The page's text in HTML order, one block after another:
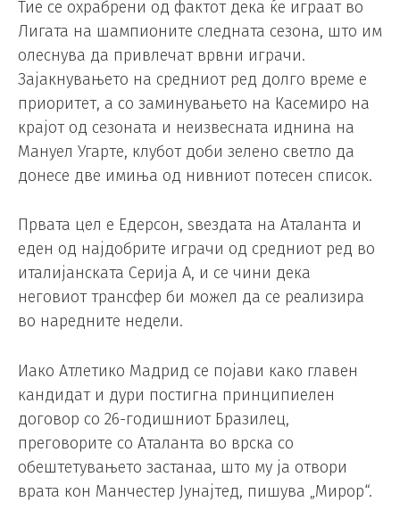
Тие се охрабрени од фактот дека ќе играат во
Лигата на шампионите следната сезона, што им
олеснува да привлечат врвни играчи.
Зајакнувањето на средниот ред долго време е
приоритет, а со заминувањето на Касемиро на
крајот од сезоната и неизвесната иднина на
Мануел Угарте, клубот доби зелено светло да
донесе две имиња од нивниот потесен список.
Првата цел е Едерсон, ѕвездата на Аталанта и
еден од најдобрите играчи од средниот ред во
италијанската Серија А, и се чини дека
неговиот трансфер би можел да се реализира
во наредните недели.
Иако Атлетико Мадрид се појави како главен
кандидат и дури постигна принципиелен
договор со 26-годишниот Бразилец,
преговорите со Аталанта во врска со
обештетувањето застанаа, што му ја отвори
врата кон Манчестер Јунајтед, пишува „Мирор“.